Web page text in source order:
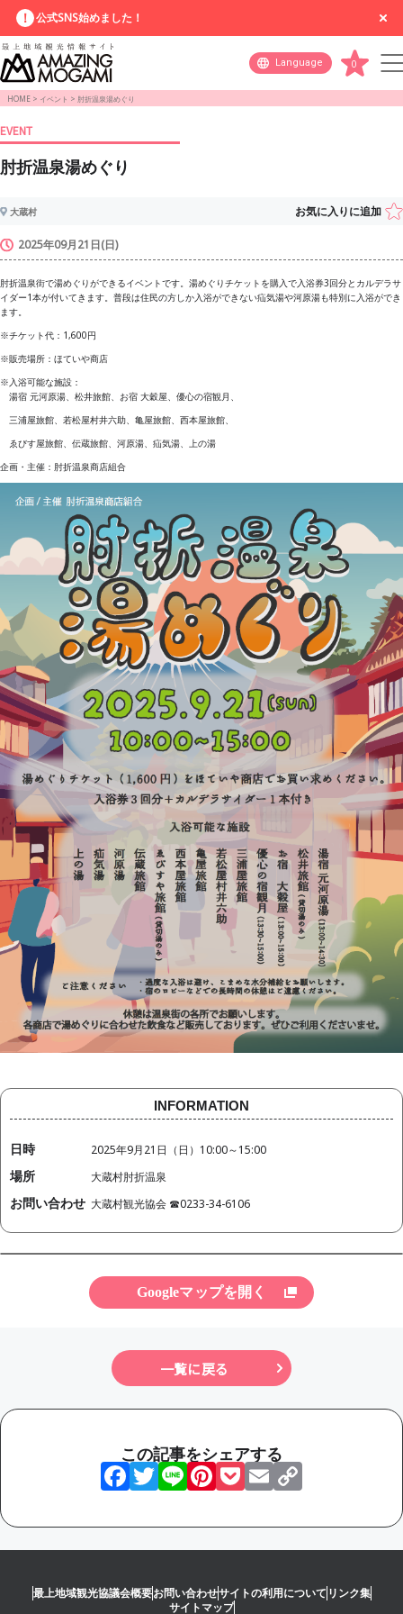
公式SNS始めました！
Language 0
HOME > イベント > 肘折温泉湯めぐり
EVENT
肘折温泉湯めぐり
大蔵村 お気に入りに追加
2025年09月21日(日)
肘折温泉街で湯めぐりができるイベントです。湯めぐりチケットを購入で入浴券3回分とカルデラサ
イダー1本が付いてきます。普段は住民の方しか入浴ができない疝気湯や河原湯も特別に入浴ができ
ます。
※チケット代：1,600円
※販売場所：ほていや商店
※入浴可能な施設：
湯宿 元河原湯、松井旅館、お宿 大穀屋、優心の宿観月、
三浦屋旅館、若松屋村井六助、亀屋旅館、西本屋旅館、
ゑびす屋旅館、伝蔵旅館、河原湯、疝気湯、上の湯
企画・主催：肘折温泉商店組合
INFORMATION
日時 2025年9月21日（日）10:00～15:00
場所 大蔵村肘折温泉
お問い合わせ 大蔵村観光協会 ☎0233-34-6106
Googleマップを開く
一覧に戻る
この記事をシェアする
Facebook
Twitter
LinePinterest
Pocket
Email
最上地域観光協議会概要お問い合わせサイトの利用について リンク集
サイトマップ